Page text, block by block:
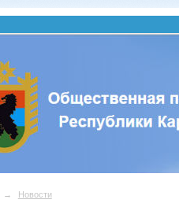
→ Новости